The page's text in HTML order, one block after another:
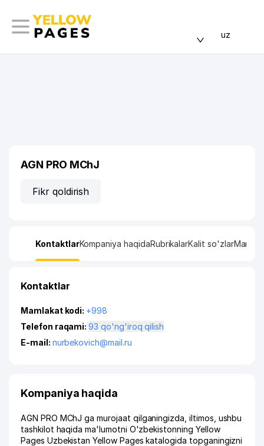
uz
AGN PRO MChJ
Fikr qoldirish
KontaktlarKompaniya haqidaRubrikalarKalit so'zlarManzil
Kontaktlar
Mamlakat kodi: +998
Telefon raqami:
93 qo'ng'iroq qilish
E-mail: nurbekovich@mail.ru
Kompaniya haqida
AGN PRO MChJ ga murojaat qilganingizda, iltimos, ushbu
tashkilot haqida ma'lumotni O'zbekistonning Yellow
Pages Uzbekistan Yellow Pages katalogida topganingizni